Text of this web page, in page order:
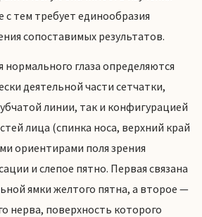
с тем требует единообразия
сопоставимых результатов.
нормального глаза определяются
деятельной части сетчатки,
линии, так и конфигурацией
лица (спинка носа, верхний край
ориентирами поля зрения
и слепое пятно. Первая связана
ямки желтого пятна, а второе —
нерва, поверхность которого